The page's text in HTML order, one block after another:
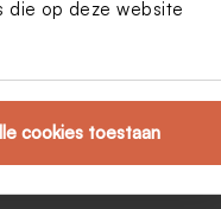
die op deze website
cookies toestaan